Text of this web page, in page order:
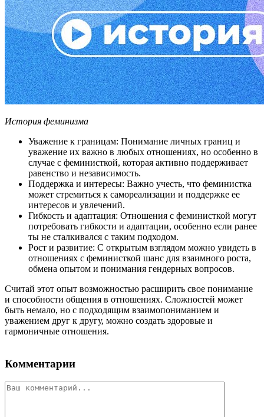
История феминизма
Уважение к границам: Понимание личных границ и
уважение их важно в любых отношениях, но особенно в
случае с феминисткой, которая активно поддерживает
равенство и независимость.
Поддержка и интересы: Важно учесть, что феминистка
может стремиться к самореализации и поддержке ее
интересов и увлечений.
Гибкость и адаптация: Отношения с феминисткой могут
потребовать гибкости и адаптации, особенно если ранее
ты не сталкивался с таким подходом.
Рост и развитие: С открытым взглядом можно увидеть в
отношениях с феминисткой шанс для взаимного роста,
обмена опытом и понимания гендерных вопросов.
Считай этот опыт возможностью расширить свое понимание
и способности общения в отношениях. Сложностей может
быть немало, но с подходящим взаимопониманием и
уважением друг к другу, можно создать здоровые и
гармоничные отношения.
Комментарии